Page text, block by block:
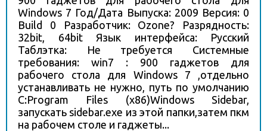
Windows 7 Год/Дата Выпуска: 2009 Версия: 0
Build 0 Разработчик: Ozone? Разрядность:
32bit, 64bit Язык интерфейса: Русский
Таблэтка: Не требуется Системные
требования: win7 : 900 гаджетов для
рабочего стола для Windows 7 ,отдельно
устанавливать не нужно, путь по умолчанию
C:Program Files (x86)Windows Sidebar,
запускать sidebar.exe из этой папки,затем пкм
на рабочем столе и гаджеты...